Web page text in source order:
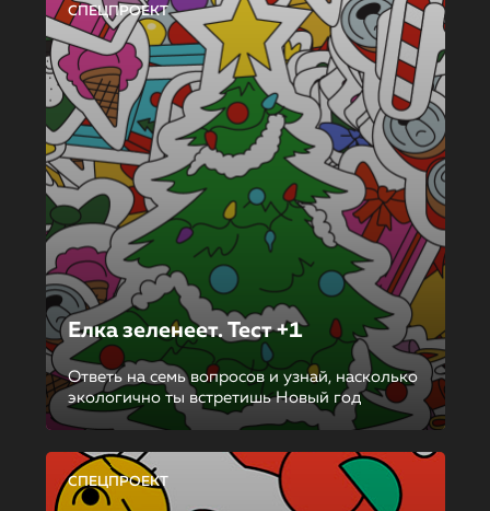
СПЕЦПРОЕКТ
Елка зеленеет. Тест +1
Ответь на семь вопросов и узнай, насколько
экологично ты встретишь Новый год
СПЕЦПРОЕКТ